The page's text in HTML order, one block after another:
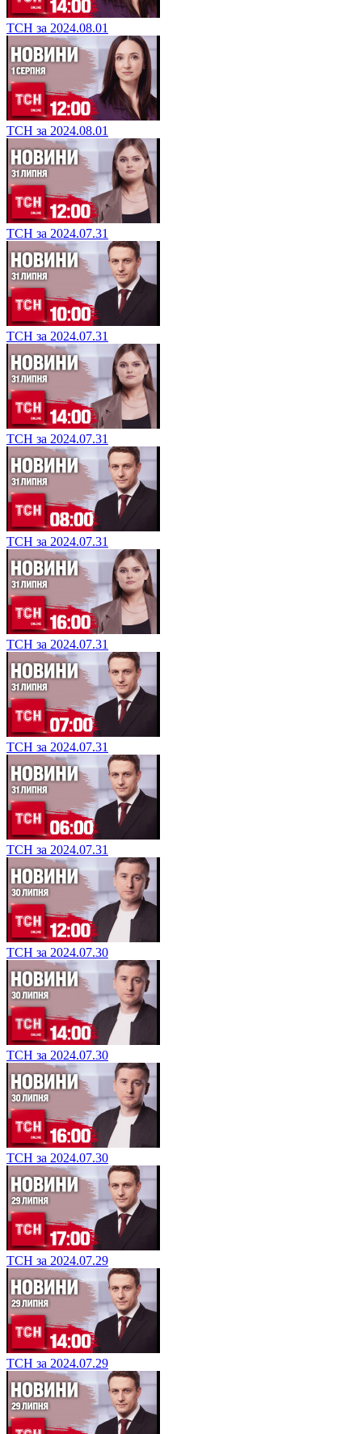
ТСН за 2024.08.01
ТСН за 2024.08.01
ТСН за 2024.07.31
ТСН за 2024.07.31
ТСН за 2024.07.31
ТСН за 2024.07.31
ТСН за 2024.07.31
ТСН за 2024.07.31
ТСН за 2024.07.31
ТСН за 2024.07.30
ТСН за 2024.07.30
ТСН за 2024.07.30
ТСН за 2024.07.29
ТСН за 2024.07.29